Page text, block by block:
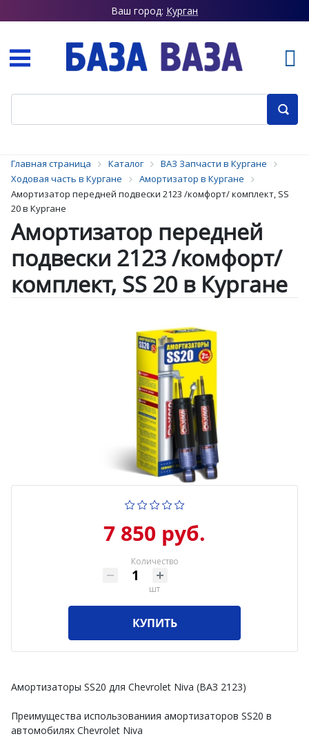
Ваш город: Курган
Главная страница Каталог
ВАЗ Запчасти в Кургане
Ходовая часть в Кургане
Амортизатор в Кургане
Амортизатор передней подвески 2123 /комфорт/ комплект, SS
20 в Кургане
Амортизатор передней
подвески 2123 /комфорт/
комплект, SS 20 в Кургане
7 850 руб.
Количество
шт
КУПИТЬ
Амортизаторы SS20 для Chevrolet Niva (ВАЗ 2123)
Преимущества использованиия амортизаторов SS20 в
автомобилях Chevrolet Niva